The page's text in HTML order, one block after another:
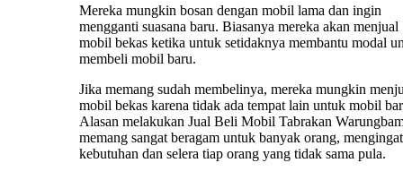
Mereka mungkin bosan dengan mobil lama dan ingin
mengganti suasana baru. Biasanya mereka akan menjual
mobil bekas ketika untuk setidaknya membantu modal
membeli mobil baru.
Jika memang sudah membelinya, mereka mungkin
mobil bekas karena tidak ada tempat lain untuk mobil
Alasan melakukan Jual Beli Mobil Tabrakan
memang sangat beragam untuk banyak orang, mengingat
kebutuhan dan selera tiap orang yang tidak sama pula.